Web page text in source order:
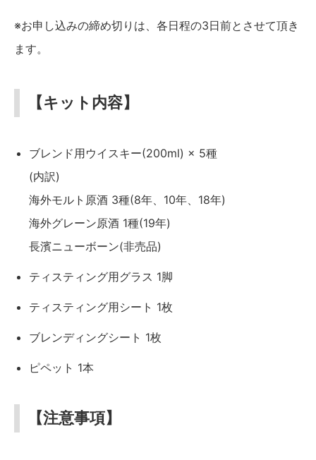
※お申し込みの締め切りは、各日程の3日前とさせて頂き
ます。
【キット内容】
ブレンド用ウイスキー(200ml) × 5種
(内訳)
海外モルト原酒 3種(8年、10年、18年)
海外グレーン原酒 1種(19年)
長濱ニューボーン(非売品)
ティスティング用グラス 1脚
ティスティング用シート 1枚
ブレンディングシート 1枚
ピペット 1本
【注意事項】